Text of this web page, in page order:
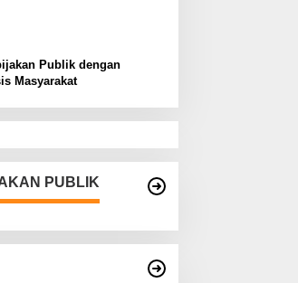
Publik dengan
Masyarakat
PUBLIK